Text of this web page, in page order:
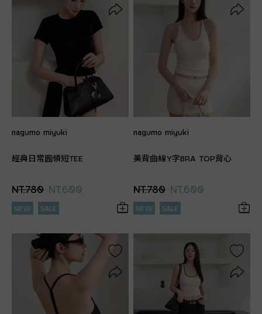
nagumo miyuki
經典日常圓領短TEE
NT.780 NT.600
NEW SALE
nagumo miyuki
美背曲線Y字BRA TOP背心
NT.780 NT.600
NEW SALE